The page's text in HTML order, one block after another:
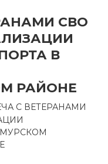
СВО
В
РАЙОНЕ
С ВЕТЕРАНАМИ